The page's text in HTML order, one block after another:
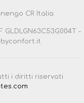
CR Italia
GLDLGN63C53G004T -
i diritti riservati